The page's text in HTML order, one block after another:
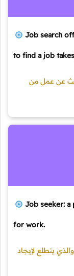
Job search
to find a job
عن عمل من
Job seeker:
for work.
يتطلع لإيجاد